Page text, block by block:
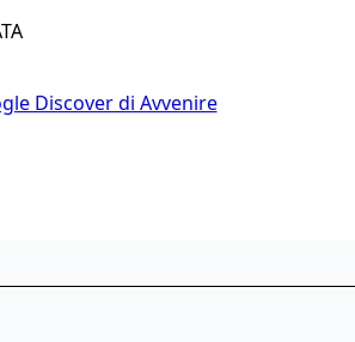
Discover di Avvenire